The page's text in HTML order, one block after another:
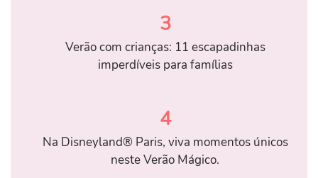
3
Verão com crianças: 11 escapadinhas
imperdíveis para famílias
4
Na Disneyland® Paris, viva momentos únicos
neste Verão Mágico.